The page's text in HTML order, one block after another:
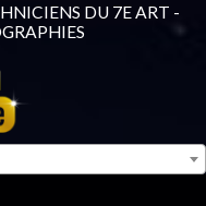
DU 7E ART -